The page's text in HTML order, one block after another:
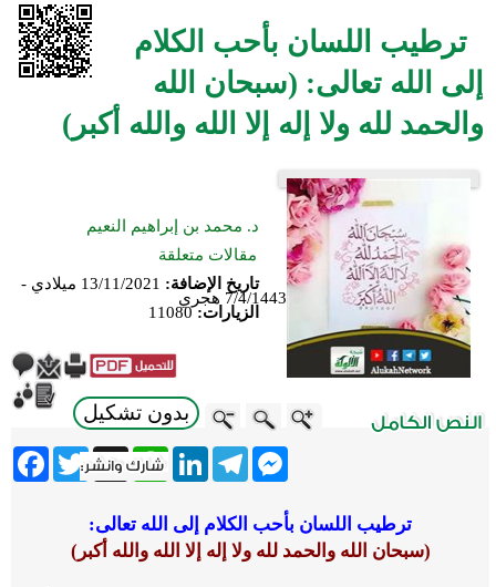
ترطيب اللسان بأحب الكلام
إلى الله تعالى: (سبحان الله
والحمد لله ولا إله إلا الله والله أكبر)
د. محمد بن إبراهيم النعيم
مقالات متعلقة
تاريخ الإضافة:
13/11/2021 ميلادي -
7/4/1443 هجري
الزيارات:11080
بدون تشكيل
Twitter X
WhatsApp
LinkedInTelegram
Messenger
ترطيب اللسان بأحب الكلام إلى الله تعالى:
(سبحان الله والحمد لله ولا إله إلا الله والله أكبر)